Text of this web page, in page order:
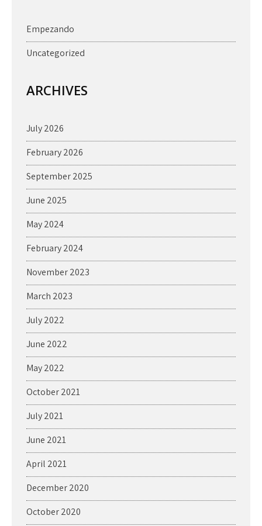
Empezando
Uncategorized
ARCHIVES
July 2026
February 2026
September 2025
June 2025
May 2024
February 2024
November 2023
March 2023
July 2022
June 2022
May 2022
October 2021
July 2021
June 2021
April 2021
December 2020
October 2020